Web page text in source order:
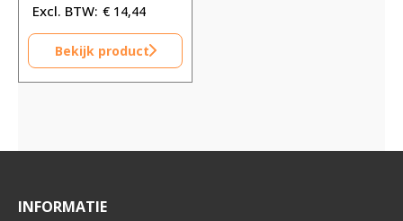
€ 14,44
Bekijk product
INFORMATIE